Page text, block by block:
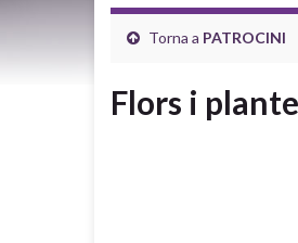
Torna a PATROCINI
Flors i